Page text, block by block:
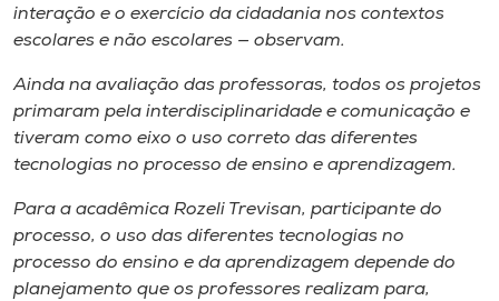
interação e o exercício da cidadania nos contextos
escolares e não escolares — observam.
Ainda na avaliação das professoras, todos os projetos
primaram pela interdisciplinaridade e comunicação e
tiveram como eixo o uso correto das diferentes
tecnologias no processo de ensino e aprendizagem.
Para a acadêmica Rozeli Trevisan, participante do
processo, o uso das diferentes tecnologias no
processo do ensino e da aprendizagem depende do
planejamento que os professores realizam para,